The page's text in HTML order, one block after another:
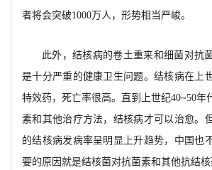
者将会突破1000万人，形势相当严峻。
此外，结核病的卷土重来和细菌对抗
是十分严重的健康卫生问题。结核病在上
特效药，死亡率很高。直到上世纪40~50年
素和其他治疗方法，结核病才可以治愈。
的结核病发病率呈明显上升趋势，中国也
要的原因就是结核菌对抗菌素和其他抗结核